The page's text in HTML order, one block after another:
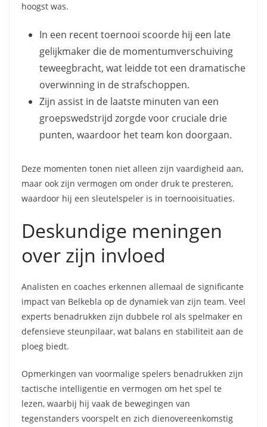
hoogst was.
In een recent toernooi scoorde hij een late
gelijkmaker die de momentumverschuiving
teweegbracht, wat leidde tot een dramatische
overwinning in de strafschoppen.
Zijn assist in de laatste minuten van een
groepswedstrijd zorgde voor cruciale drie
punten, waardoor het team kon doorgaan.
Deze momenten tonen niet alleen zijn vaardigheid aan,
maar ook zijn vermogen om onder druk te presteren,
waardoor hij een sleutelspeler is in toernooisituaties.
Deskundige meningen
over zijn invloed
Analisten en coaches erkennen allemaal de significante
impact van Belkebla op de dynamiek van zijn team. Veel
experts benadrukken zijn dubbele rol als spelmaker en
defensieve steunpilaar, wat balans en stabiliteit aan de
ploeg biedt.
Opmerkingen van voormalige spelers benadrukken zijn
tactische intelligentie en vermogen om het spel te
lezen, waarbij hij vaak de bewegingen van
tegenstanders voorspelt en zich dienovereenkomstig